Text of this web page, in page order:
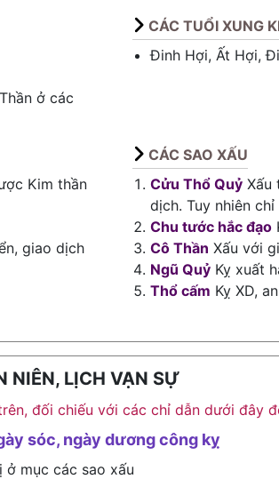
ở các
CÁC TUỔI XUNG
Đinh Hợi, Ất Hợi,
Kim thần
giao dịch
CÁC SAO XẤU
Cửu Thổ Quỷ Xấu
dịch. Tuy nhiên
Chu tước hắc đạo
Cô Thần Xấu với
Ngũ Quỷ Kỵ xuất
Thổ cấm Kỵ XD,
NIÊN, LỊCH VẠN SỰ
đối chiếu với các chỉ dẫn dưới đây
sóc, ngày dương công kỵ
ở mục các sao xấu